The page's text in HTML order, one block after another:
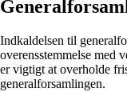
Indkaldelsen til
overensstemmelse med
er vigtigt at overholde
generalforsamlingen.